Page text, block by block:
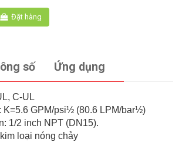
Đặt hàng
số Ứng dụng
C-UL
GPM/psi½ (80.6 LPM/bar½)
1/2 inch NPT (DN15).
loại nóng chảy